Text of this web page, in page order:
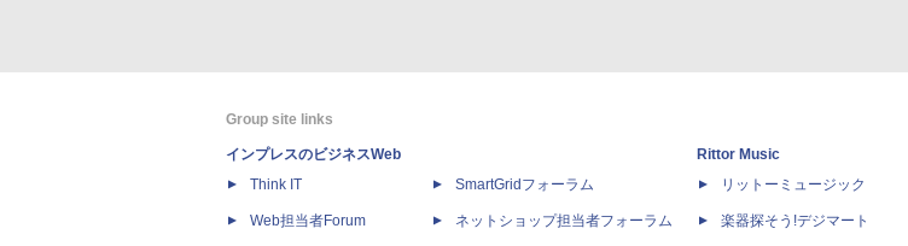
Group site links
インプレスのビジネスWeb
Think IT
Web担当者Forum
SmartGridフォーラム
ネットショップ担当者フォーラム
Rittor Music
リットーミュージック
楽器探そう!デジマート